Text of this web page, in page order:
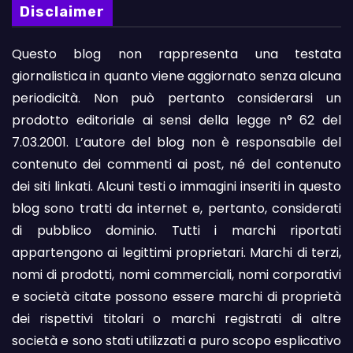
Disclaimer
Questo blog non rappresenta una testata
giornalistica in quanto viene aggiornato senza alcuna
periodicità. Non può pertanto considerarsi un
prodotto editoriale ai sensi della legge n° 62 del
7.03.2001. L’autore del blog non è responsabile del
contenuto dei commenti ai post, né del contenuto
dei siti linkati. Alcuni testi o immagini inseriti in questo
blog sono tratti da internet e, pertanto, considerati
di pubblico dominio. Tutti i marchi riportati
appartengono ai legittimi proprietari. Marchi di terzi,
nomi di prodotti, nomi commerciali, nomi corporativi
e società citate possono essere marchi di proprietà
dei rispettivi titolari o marchi registrati di altre
società e sono stati utilizzati a puro scopo esplicativo